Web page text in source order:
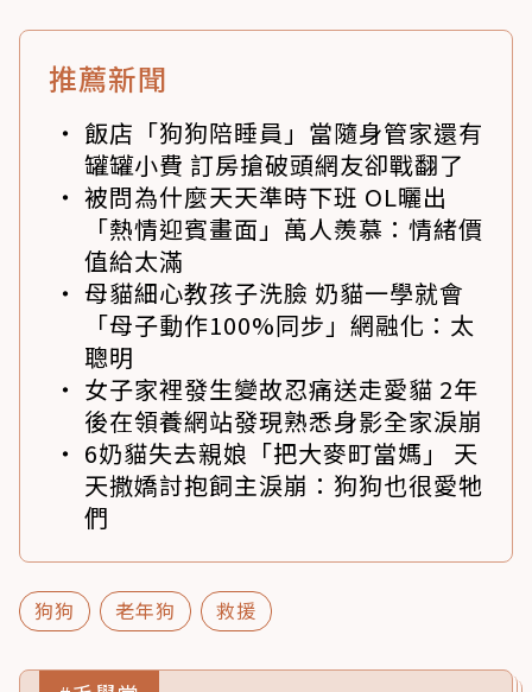
推薦新聞
飯店「狗狗陪睡員」當隨身管家還有
罐罐小費 訂房搶破頭網友卻戰翻了
被問為什麼天天準時下班 OL曬出
「熱情迎賓畫面」萬人羨慕：情緒價
值給太滿
母貓細心教孩子洗臉 奶貓一學就會
「母子動作100%同步」網融化：太
聰明
女子家裡發生變故忍痛送走愛貓 2年
後在領養網站發現熟悉身影全家淚崩
6奶貓失去親娘「把大麥町當媽」 天
天撒嬌討抱飼主淚崩：狗狗也很愛牠
們
狗狗 老年狗 救援